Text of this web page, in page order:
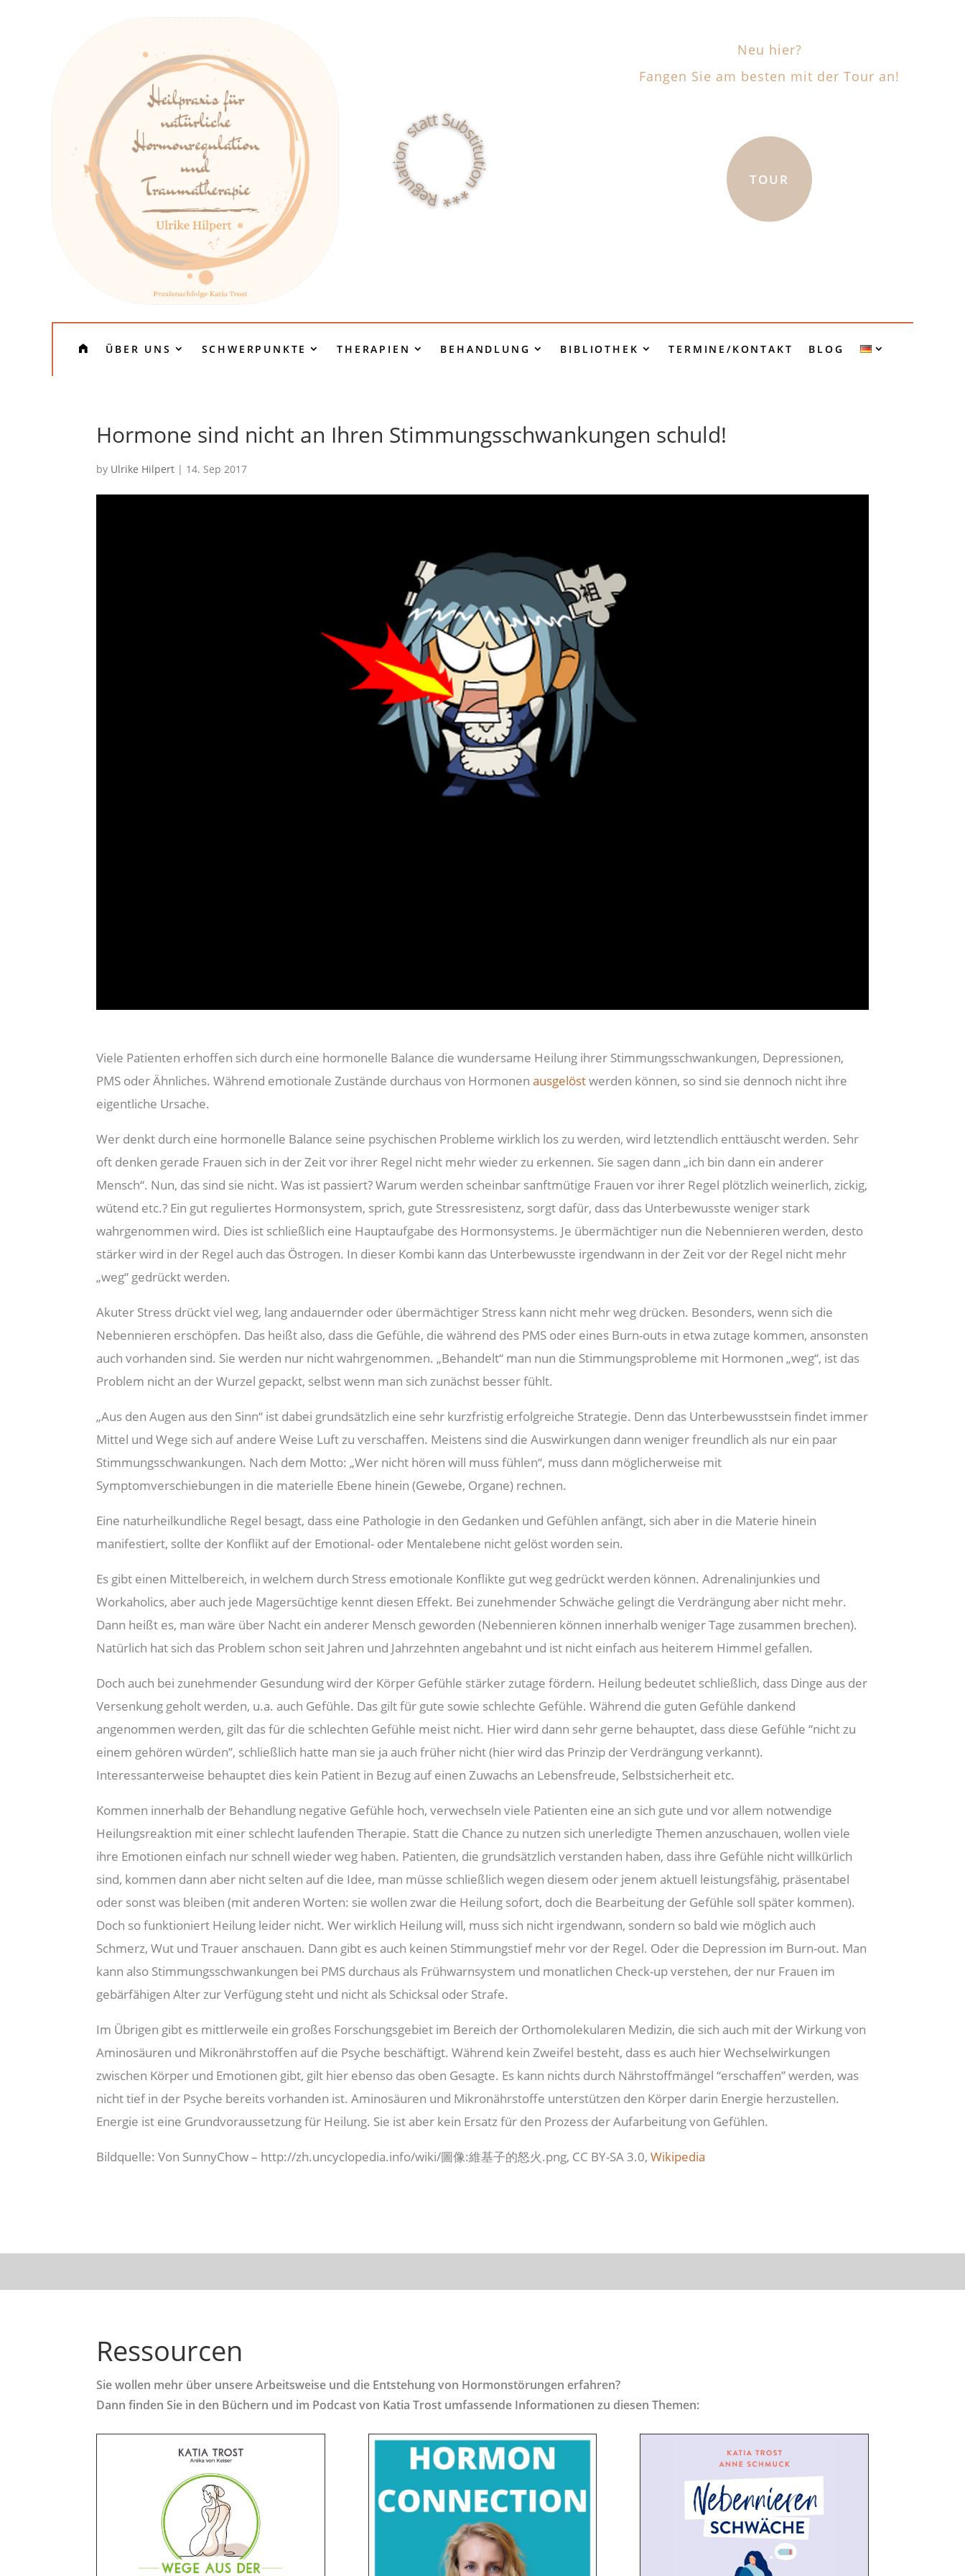
Neu hier?
Fangen Sie am besten mit der Tour an!
TOUR
ÜBER UNS SCHWERPUNKTE THERAPIEN BEHANDLUNG BIBLIOTHEK TERMINE/KONTAKT BLOG
Hormone sind nicht an Ihren Stimmungsschwankungen schuld!
by Ulrike Hilpert | 14. Sep 2017
Viele Patienten erhoffen sich durch eine hormonelle Balance die wundersame Heilung ihrer Stimmungsschwankungen, Depressionen,
PMS oder Ähnliches. Während emotionale Zustände durchaus von Hormonenausgelöstwerden können, so sind sie dennoch nicht ihre
eigentliche Ursache.
Wer denkt durch eine hormonelle Balance seine psychischen Probleme wirklich los zu werden, wird letztendlich enttäuscht werden. Sehr
oft denken gerade Frauen sich in der Zeit vor ihrer Regel nicht mehr wieder zu erkennen. Sie sagen dann „ich bin dann ein anderer
Mensch“. Nun, das sind sie nicht. Was ist passiert? Warum werden scheinbar sanftmütige Frauen vor ihrer Regel plötzlich weinerlich, zickig,
wütend etc.? Ein gut reguliertes Hormonsystem, sprich, gute Stressresistenz, sorgt dafür, dass das Unterbewusste weniger stark
wahrgenommen wird. Dies ist schließlich eine Hauptaufgabe des Hormonsystems. Je übermächtiger nun die Nebennieren werden, desto
stärker wird in der Regel auch das Östrogen. In dieser Kombi kann das Unterbewusste irgendwann in der Zeit vor der Regel nicht mehr
„weg“ gedrückt werden.
Akuter Stress drückt viel weg, lang andauernder oder übermächtiger Stress kann nicht mehr weg drücken. Besonders, wenn sich die
Nebennieren erschöpfen. Das heißt also, dass die Gefühle, die während des PMS oder eines Burn-outs in etwa zutage kommen, ansonsten
auch vorhanden sind. Sie werden nur nicht wahrgenommen. „Behandelt“ man nun die Stimmungsprobleme mit Hormonen „weg“, ist das
Problem nicht an der Wurzel gepackt, selbst wenn man sich zunächst besser fühlt.
„Aus den Augen aus den Sinn“ ist dabei grundsätzlich eine sehr kurzfristig erfolgreiche Strategie. Denn das Unterbewusstsein findet immer
Mittel und Wege sich auf andere Weise Luft zu verschaffen. Meistens sind die Auswirkungen dann weniger freundlich als nur ein paar
Stimmungsschwankungen. Nach dem Motto: „Wer nicht hören will muss fühlen“, muss dann möglicherweise mit
Symptomverschiebungen in die materielle Ebene hinein (Gewebe, Organe) rechnen.
Eine naturheilkundliche Regel besagt, dass eine Pathologie in den Gedanken und Gefühlen anfängt, sich aber in die Materie hinein
manifestiert, sollte der Konflikt auf der Emotional- oder Mentalebene nicht gelöst worden sein.
Es gibt einen Mittelbereich, in welchem durch Stress emotionale Konflikte gut weg gedrückt werden können. Adrenalinjunkies und
Workaholics, aber auch jede Magersüchtige kennt diesen Effekt. Bei zunehmender Schwäche gelingt die Verdrängung aber nicht mehr.
Dann heißt es, man wäre über Nacht ein anderer Mensch geworden (Nebennieren können innerhalb weniger Tage zusammen brechen).
Natürlich hat sich das Problem schon seit Jahren und Jahrzehnten angebahnt und ist nicht einfach aus heiterem Himmel gefallen.
Doch auch bei zunehmender Gesundung wird der Körper Gefühle stärker zutage fördern. Heilung bedeutet schließlich, dass Dinge aus der
Versenkung geholt werden, u.a. auch Gefühle. Das gilt für gute sowie schlechte Gefühle. Während die guten Gefühle dankend
angenommen werden, gilt das für die schlechten Gefühle meist nicht. Hier wird dann sehr gerne behauptet, dass diese Gefühle “nicht zu
einem gehören würden”, schließlich hatte man sie ja auch früher nicht (hier wird das Prinzip der Verdrängung verkannt).
Interessanterweise behauptet dies kein Patient in Bezug auf einen Zuwachs an Lebensfreude, Selbstsicherheit etc.
Kommen innerhalb der Behandlung negative Gefühle hoch, verwechseln viele Patienten eine an sich gute und vor allem notwendige
Heilungsreaktion mit einer schlecht laufenden Therapie. Statt die Chance zu nutzen sich unerledigte Themen anzuschauen, wollen viele
ihre Emotionen einfach nur schnell wieder weg haben. Patienten, die grundsätzlich verstanden haben, dass ihre Gefühle nicht willkürlich
sind, kommen dann aber nicht selten auf die Idee, man müsse schließlich wegen diesem oder jenem aktuell leistungsfähig, präsentabel
oder sonst was bleiben (mit anderen Worten: sie wollen zwar die Heilung sofort, doch die Bearbeitung der Gefühle soll später kommen).
Doch so funktioniert Heilung leider nicht. Wer wirklich Heilung will, muss sich nicht irgendwann, sondern so bald wie möglich auch
Schmerz, Wut und Trauer anschauen. Dann gibt es auch keinen Stimmungstief mehr vor der Regel. Oder die Depression im Burn-out. Man
kann also Stimmungsschwankungen bei PMS durchaus als Frühwarnsystem und monatlichen Check-up verstehen, der nur Frauen im
gebärfähigen Alter zur Verfügung steht und nicht als Schicksal oder Strafe.
Im Übrigen gibt es mittlerweile ein großes Forschungsgebiet im Bereich der Orthomolekularen Medizin, die sich auch mit der Wirkung von
Aminosäuren und Mikronährstoffen auf die Psyche beschäftigt. Während kein Zweifel besteht, dass es auch hier Wechselwirkungen
zwischen Körper und Emotionen gibt, gilt hier ebenso das oben Gesagte. Es kann nichts durch Nährstoffmängel “erschaffen” werden, was
nicht tief in der Psyche bereits vorhanden ist. Aminosäuren und Mikronährstoffe unterstützen den Körper darin Energie herzustellen.
Energie ist eine Grundvoraussetzung für Heilung. Sie ist aber kein Ersatz für den Prozess der Aufarbeitung von Gefühlen.
Bildquelle: Von SunnyChow – http://zh.uncyclopedia.info/wiki/圖像:維基子的怒火.png, CC BY-SA 3.0,Wikipedia
Ressourcen
Sie wollen mehr über unsere Arbeitsweise und die Entstehung von Hormonstörungen erfahren?
Dann finden Sie in den Büchern und im Podcast von Katia Trost umfassende Informationen zu diesen Themen: